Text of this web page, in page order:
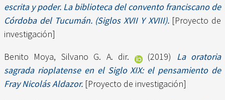
escrita y poder. La biblioteca del convento franciscano de
Córdoba del Tucumán. (Siglos XVII Y XVIII).[Proyecto de
investigación]
Benito Moya, Silvano G. A. dir.
(2019) La oratoria
sagrada rioplatense en el Siglo XIX: el pensamiento de
Fray Nicolás Aldazor. [Proyecto de investigación]